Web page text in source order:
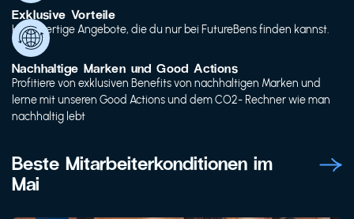
Exklusive Vorteile
Hochwertige Angebote, die du nur bei FutureBens finden kannst.
Nachhaltige Marken und Good Actions
Profitiere von exklusiven Benefits von nachhaltigen Marken und
lerne mit unseren Good Actions und dem CO2- Rechner wie man
nachhaltig lebt
Beste Mitarbeiterkonditionen im
Mai